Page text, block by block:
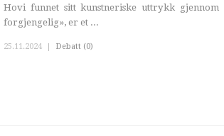
Hovi funnet sitt kunstneriske uttrykk gjennom
forgjengelig», er et ...
25.11.2024 Debatt (0)